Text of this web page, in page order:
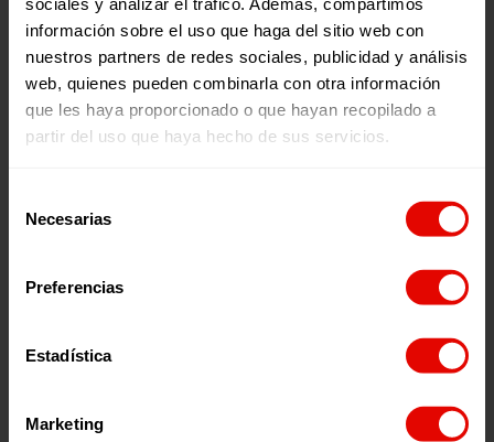
información sobre el uso que haga del sitio web con
nuestros partners de redes sociales, publicidad y análisis
web, quienes pueden combinarla con otra información
que les haya proporcionado o que hayan recopilado a
partir del uso que haya hecho de sus servicios.
Necesarias
Preferencias
Estadística
Marketing